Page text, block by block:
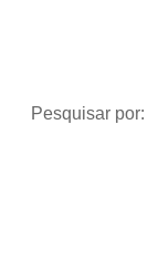
Pesquisar por: